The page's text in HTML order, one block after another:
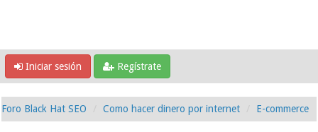
Iniciar sesión Regístrate
Foro Black Hat SEO Como hacer dinero por internet E-commerce